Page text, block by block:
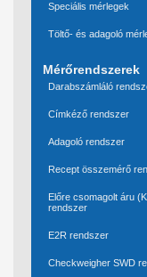
Speciális mérlegek
Töltő- és adagoló
Mérőrendszerek
Darabszámláló
Címkéző rendszer
Adagoló rendszer
Recept összemérő
Előre csomagolt áru
rendszer
E2R rendszer
Checkweigher SWD